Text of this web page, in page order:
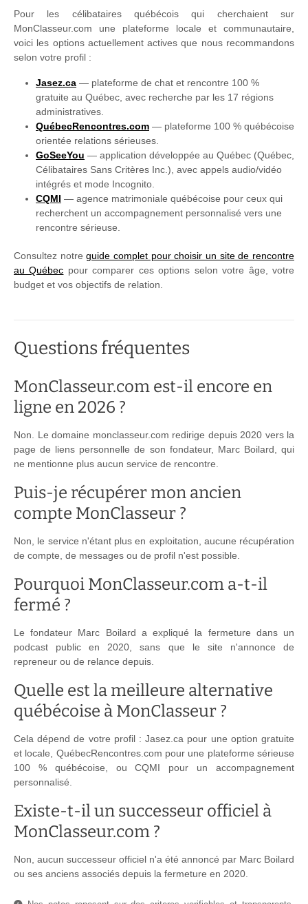
Pour les célibataires québécois qui cherchaient sur
MonClasseur.com une plateforme locale et communautaire,
voici les options actuellement actives que nous recommandons
selon votre profil :
Jasez.ca — plateforme de chat et rencontre 100 %
gratuite au Québec, avec recherche par les 17 régions
administratives.
QuébecRencontres.com — plateforme 100 % québécoise
orientée relations sérieuses.
GoSeeYou — application développée au Québec (Québec,
Célibataires Sans Critères Inc.), avec appels audio/vidéo
intégrés et mode Incognito.
CQMI — agence matrimoniale québécoise pour ceux qui
recherchent un accompagnement personnalisé vers une
rencontre sérieuse.
Consultez notreguide complet pour choisir un site de rencontre
au Québec pour comparer ces options selon votre âge, votre
budget et vos objectifs de relation.
Questions fréquentes
MonClasseur.com est-il encore en
ligne en 2026 ?
Non. Le domaine monclasseur.com redirige depuis 2020 vers la
page de liens personnelle de son fondateur, Marc Boilard, qui
ne mentionne plus aucun service de rencontre.
Puis-je récupérer mon ancien
compte MonClasseur ?
Non, le service n'étant plus en exploitation, aucune récupération
de compte, de messages ou de profil n'est possible.
Pourquoi MonClasseur.com a-t-il
fermé ?
Le fondateur Marc Boilard a expliqué la fermeture dans un
podcast public en 2020, sans que le site n'annonce de
repreneur ou de relance depuis.
Quelle est la meilleure alternative
québécoise à MonClasseur ?
Cela dépend de votre profil : Jasez.ca pour une option gratuite
et locale, QuébecRencontres.com pour une plateforme sérieuse
100 % québécoise, ou CQMI pour un accompagnement
personnalisé.
Existe-t-il un successeur officiel à
MonClasseur.com ?
Non, aucun successeur officiel n'a été annoncé par Marc Boilard
ou ses anciens associés depuis la fermeture en 2020.